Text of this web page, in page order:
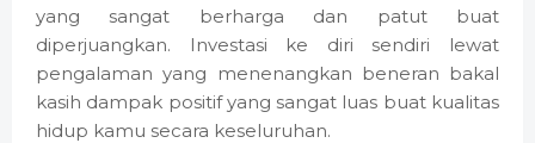
yang sangat berharga dan patut buat
diperjuangkan. Investasi ke diri sendiri lewat
pengalaman yang menenangkan beneran bakal
kasih dampak positif yang sangat luas buat kualitas
hidup kamu secara keseluruhan.